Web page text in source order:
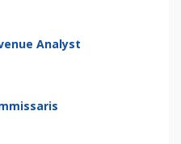
Analyst